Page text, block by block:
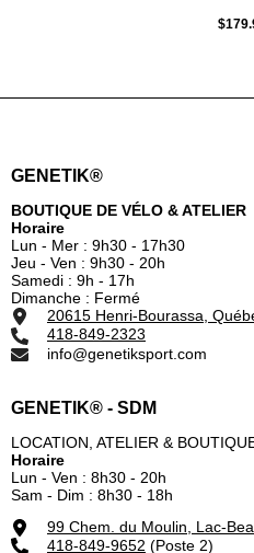
GENETIK®
BOUTIQUE DE VÉLO & ATELIER
Horaire
Lun - Mer : 9h30 - 17h30
Jeu - Ven : 9h30 - 20h
Samedi : 9h - 17h
Dimanche : Fermé
20615 Henri-Bourassa,
418-849-2323
info@genetiksport.com
GENETIK® - SDM
LOCATION, ATELIER &
Horaire
Lun - Ven : 8h30 - 20h
Sam - Dim : 8h30 - 18h
99 Chem. du Moulin, Lac-
418-849-9652 (Poste 2)